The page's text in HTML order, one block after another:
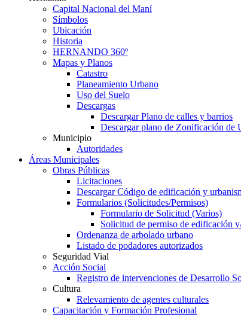
Capital Nacional del Maní
Símbolos
Ubicación
Historia
HERNANDO 360º
Mapas y Planos
Catastro
Planeamiento Urbano
Uso del Suelo
Descargas
Descargar Plano de calles y barrios
Descargar plano de Zonificación de
Municipio
Autoridades
Áreas Municipales
Obras Públicas
Licitaciones
Descargar Código de edificación y
Formularios (Solicitudes/Permisos)
Formulario de Solicitud (Varios)
Solicitud de permiso de edificación
Ordenanza de arbolado urbano
Listado de podadores autorizados
Seguridad Vial
Acción Social
Registro de intervenciones de Desarrollo
Cultura
Relevamiento de agentes culturales
Capacitación y Formación Profesional